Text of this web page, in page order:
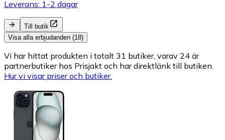
Leverans: 1-2 dagar
Till butik
Visa alla erbjudanden (18)
Vi har hittat produkten i totalt 31 butiker, varav 24 är
partnerbutiker hos Prisjakt och har direktlänk till butiken.
Hur vi visar priser och butiker.